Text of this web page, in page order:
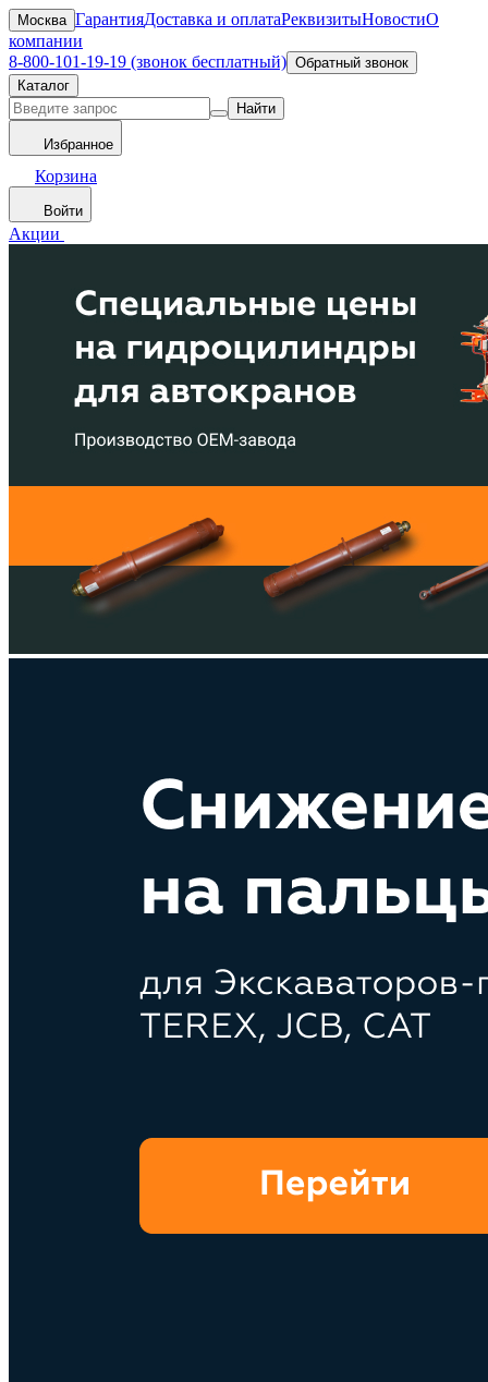
Москва ГарантияДоставка и оплатаРеквизитыНовостиО
компании
8-800-101-19-19 (звонок бесплатный) Обратный звонок
Каталог
Найти
Избранное
Корзина
Войти
Акции